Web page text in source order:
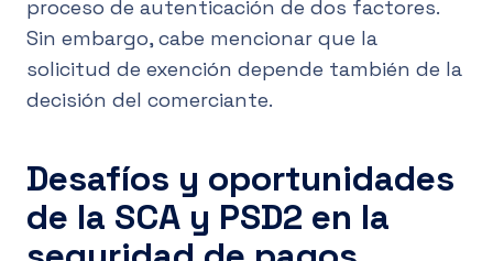
proceso de autenticación de dos factores.
Sin embargo, cabe mencionar que la
solicitud de exención depende también de la
decisión del comerciante.
Desafíos y oportunidades
de la SCA y PSD2 en la